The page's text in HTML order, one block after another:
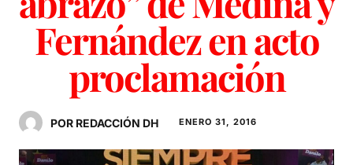
Fernández en acto
proclamación
POR REDACCIÓN DH ENERO 31, 2016